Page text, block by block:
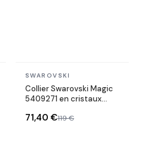
En stock
SWAROVSKI
Collier Swarovski Magic
5409271 en cristaux
71,40 €119 €